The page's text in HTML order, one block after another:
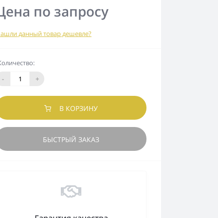
по запросу
данный товар дешевле?
-
+
В КОРЗИНУ
БЫСТРЫЙ ЗАКАЗ